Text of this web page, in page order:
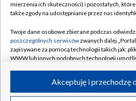
Naziemna Telewizja Cyfrowa
Rada Programowa
System NOS
Informacje o nadawcy
Program dla prasy
Pomoc
Kontakt
Kanały
©2026 Telewizja Polska
mierzenia ich skuteczności) i pozostałych,
także zgody na udostępnianie przez nas
Twoje dane osobowe zbierane podczas
poszczególnych serwisówzwanych dalej
zapisywane za pomocą technologii takich jak:
WWW lub innych podobnych technologii
ruchu w Internecie.Akceptuję i przechodzę